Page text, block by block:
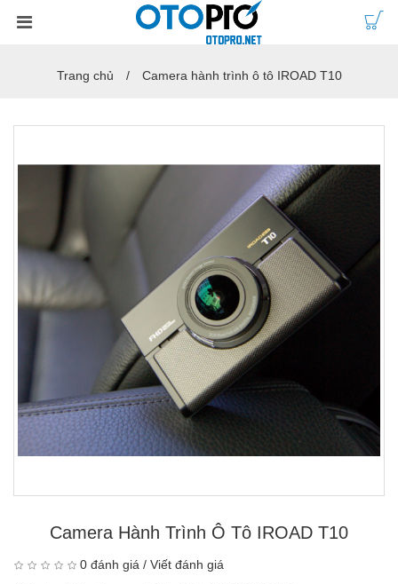
Trang chủ Camera hành trình ô tô IROAD T10
Camera Hành Trình Ô Tô IROAD T10
0 đánh giá / Viết đánh giá